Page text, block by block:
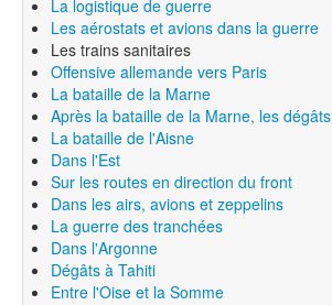
La logistique de guerre
Les aérostats et avions dans la guerre
Les trains sanitaires
Offensive allemande vers Paris
La bataille de la Marne
Après la bataille de la Marne, les dégâts
La bataille de l'Aisne
Dans l'Est
Sur les routes en direction du front
Dans les airs, avions et zeppelins
La guerre des tranchées
Dans l'Argonne
Dégâts à Tahiti
Entre l'Oise et la Somme